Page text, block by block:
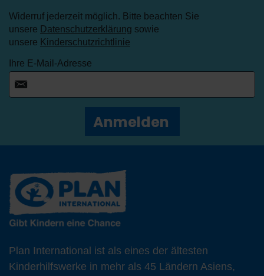
Widerruf jederzeit möglich. Bitte beachten Sie
unsere Datenschutzerklärung sowie
unsere Kinderschutzrichtlinie
Ihre E-Mail-Adresse
Anmelden
Plan International ist als eines der ältesten
Kinderhilfswerke in mehr als 45 Ländern Asiens,